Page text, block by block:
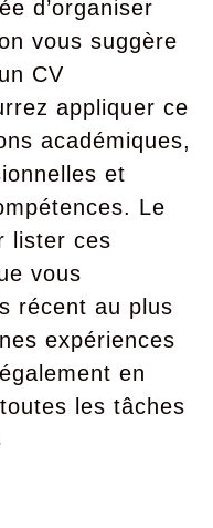
d’organiser
vous suggère
CV
appliquer ce
académiques,
et
Le
lister ces
vous
récent au plus
expériences
en
les tâches